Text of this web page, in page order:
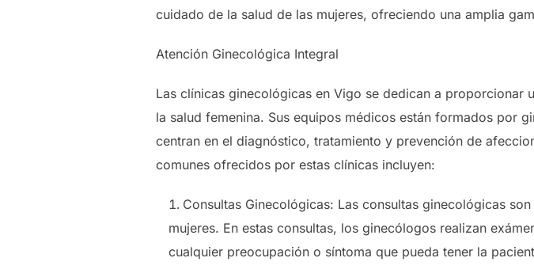
cuidado de la salud de las mujeres, ofreciendo una amplia
Atención Ginecológica Integral
Las clínicas ginecológicas en Vigo se dedican a
la salud femenina. Sus equipos médicos están formados por
centran en el diagnóstico, tratamiento y prevención de
comunes ofrecidos por estas clínicas incluyen:
Consultas Ginecológicas: Las consultas ginecológicas
mujeres. En estas consultas, los ginecólogos realizan
cualquier preocupación o síntoma que pueda tener la